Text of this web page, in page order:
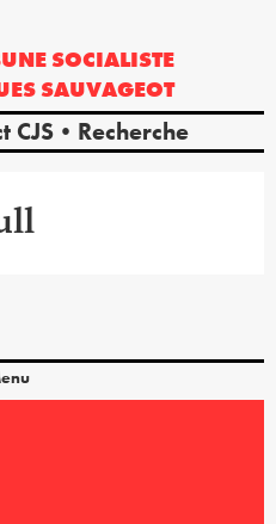
SOCIALISTE
SAUVAGEOT
CJS Recherche